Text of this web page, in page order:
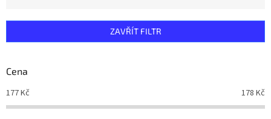
í
r
o
d
u
ZAVŘÍT FILTR
Cena
177Kč 178 Kč